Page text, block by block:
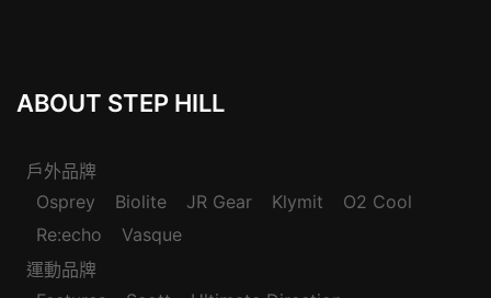
ABOUT STEP HILL
戶外品牌
Osprey
Biolite JR Gear Klymit
O2 Cool
Re:echo
Vasque
運動品牌